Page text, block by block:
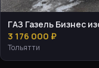
ГАЗ Газель Бизнес
3 176 000 ₽
Тольятти